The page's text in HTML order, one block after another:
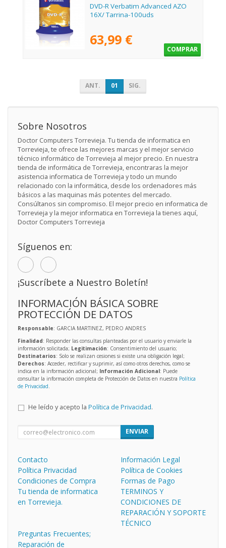
DVD-R Verbatim Advanced AZO
16X/ Tarrina-100uds
63,99 €
COMPRAR
ANT. 01 SIG.
Sobre Nosotros
Doctor Computers Torrevieja. Tu tienda de informatica en
Torrevieja, te ofrece las mejores marcas y el mejor servicio
técnico informático de Torrevieja al mejor precio. En nuestra
tienda de informática de Torrevieja, encontraras la mejor
asistencia informatica de Torrevieja y todo un mundo
relacionado con la informática, desde los ordenadores más
básicos a las maquinas más potentes del mercado.
Consúltanos sin compromiso. El mejor precio en informatica de
Torrevieja y la mejor informatica en Torrevieja la tienes aquí,
Doctor Computers Torrevieja
Síguenos en:
¡Suscríbete a Nuestro Boletín!
INFORMACIÓN BÁSICA SOBRE
PROTECCIÓN DE DATOS
Responsable: GARCIA MARTINEZ, PEDRO ANDRES
Finalidad: Responder las consultas planteadas por el usuario y enviarle la
información solicitada; Legitimación: Consentimiento del usuario;
Destinatarios: Solo se realizan cesiones si existe una obligación legal;
Derechos: Acceder, rectificar y suprimir, así como otros derechos, como se
indica en la información adicional; Información Adicional: Puede
consultar la información completa de Protección de Datos en nuestra Política
de Privacidad.
He leído y acepto la Política de Privacidad.
ENVIAR
Contacto
Información Legal
Política Privacidad
Política de Cookies
Condiciones de Compra
Formas de Pago
Tu tienda de informatica
en Torrevieja.
TERMINOS Y
CONDICIONES DE
REPARACIÓN Y SOPORTE
TÉCNICO
Preguntas Frecuentes;
Reparación de